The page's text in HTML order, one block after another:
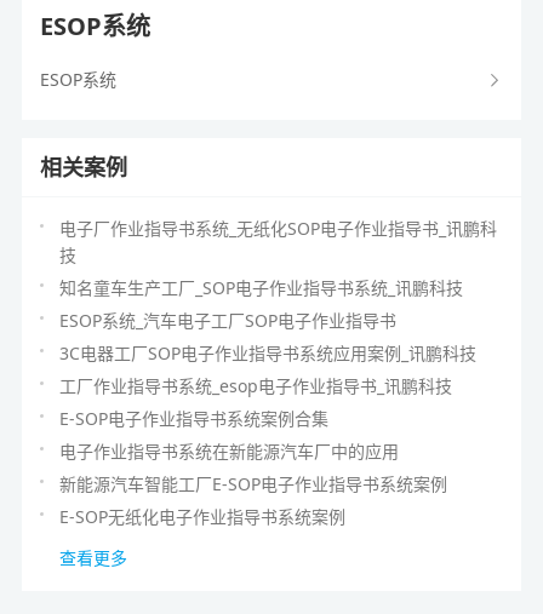
ESOP系统
ESOP系统
相关案例
电子厂作业指导书系统_无纸化SOP电子作业指导书_讯鹏科
技
知名童车生产工厂_SOP电子作业指导书系统_讯鹏科技
ESOP系统_汽车电子工厂SOP电子作业指导书
3C电器工厂SOP电子作业指导书系统应用案例_讯鹏科技
工厂作业指导书系统_esop电子作业指导书_讯鹏科技
E-SOP电子作业指导书系统案例合集
电子作业指导书系统在新能源汽车厂中的应用
新能源汽车智能工厂E-SOP电子作业指导书系统案例
E-SOP无纸化电子作业指导书系统案例
查看更多